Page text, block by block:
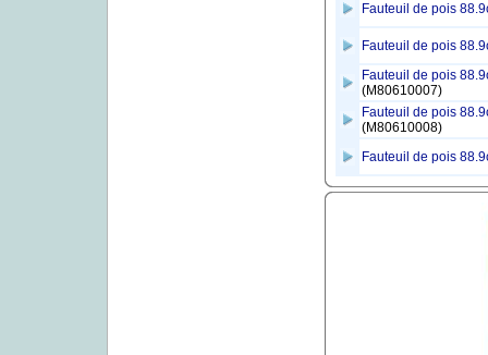
Fauteuil de pois
Fauteuil de pois
Fauteuil de pois
(M80610007)
Fauteuil de pois
(M80610008)
Fauteuil de pois